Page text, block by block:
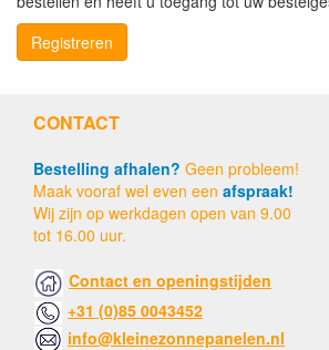
Registreren
CONTACT
Bestelling afhalen? Geen probleem!
Maak vooraf wel even een afspraak!
Wij zijn op werkdagen open van 9.00
tot 16.00 uur.
Contact en openingstijden
+31 (0)85 0043452
info@kleinezonnepanelen.nl